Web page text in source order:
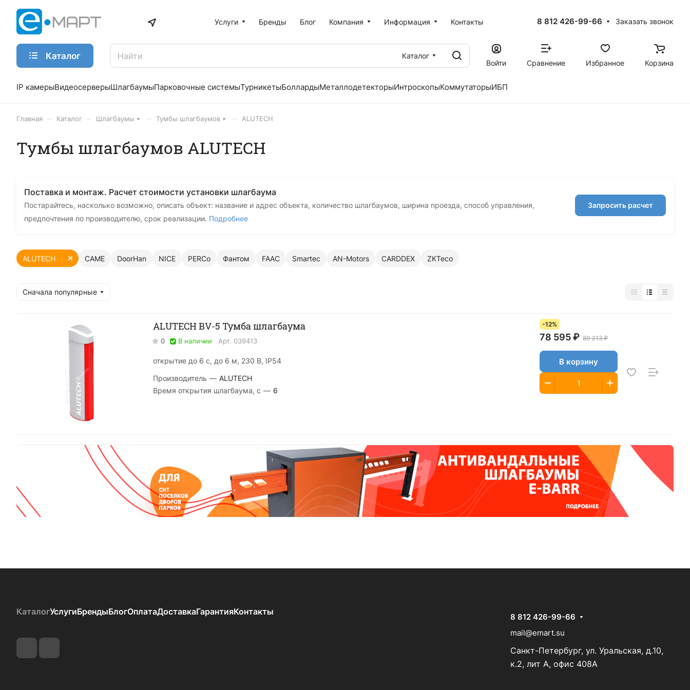
Услуги Бренды Блог Компания Информация Контакты 8 812 426-99-66 Заказать звонок
Каталог
Каталог
Войти
Сравнение Избранное Корзина
IP камерыВидеосерверыШлагбаумыПарковочные системыТурникетыБоллардыМеталлодетекторыИнтроскопыКоммутаторыИБП
Главная Каталог Шлагбаумы Тумбы шлагбаумов ALUTECH
Тумбы шлагбаумов ALUTECH
Поставка и монтаж. Расчет стоимости установки шлагбаума
Постарайтесь, насколько возможно, описать объект: название и адрес объекта, количество шлагбаумов, ширина проезда, способ управления,
предпочтения по производителю, срок реализации. Подробнее
Запросить расчет
CAME DoorHan NICE PERCo Фантом FAAC
ALUTECH Smartec AN-Motors CARDDEX ZKTeco
Сначала популярные
ALUTECH BV-5 Тумба шлагбаума
0 В наличии Арт. 039413
открытие до 6 с, до 6 м, 230 В, IP54
Производитель — ALUTECH
Время открытия шлагбаума, с — 6
-12%
78 595 ₽ 89 313 ₽
В корзину
КаталогУслугиБрендыБлогОплатаДоставкаГарантияКонтакты
8 812 426-99-66
mail@emart.su
Санкт-Петербург, ул. Уральская, д.10,
к.2, лит А, офис 408А